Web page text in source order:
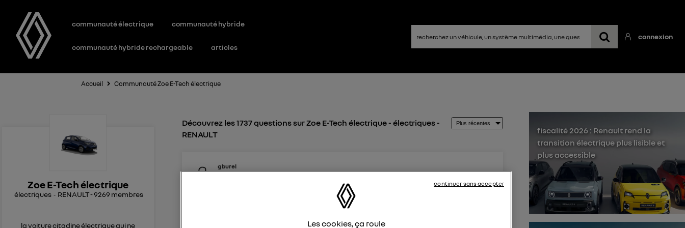
communauté électrique communauté hybride
communauté hybride rechargeable articles
connexion
Accueil Communauté Zoe E-Tech électrique
Zoe E-Tech électrique
électriques RENAULT-9269 membres
la voiture citadine électrique qui ne
Découvrez les 1737 questions sur Zoe E-Tech électrique - électriques -
RENAULT
gburel
0like
des essais sur plusieurs bornes. De plus je suis en vacances avec aux sables
fiscalité 2026 : Renault rend la
transition électrique plus lisible et
plus accessible
Les cookies, ça roule
continuer sans accepter